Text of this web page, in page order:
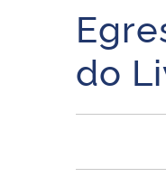
Secretaria de
Início do
do